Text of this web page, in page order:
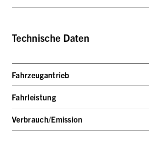
Technische Daten
Fahrzeugantrieb
Fahrleistung
Verbrauch/Emission